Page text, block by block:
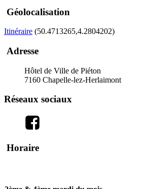
Géolocalisation
Itinéraire (50.4713265,4.2804202)
Adresse
Hôtel de Ville de Piéton
7160 Chapelle-lez-Herlaimont
Réseaux sociaux
Horaire